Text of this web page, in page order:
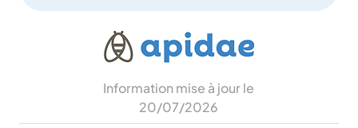
Information mise à jour le
20/07/2026